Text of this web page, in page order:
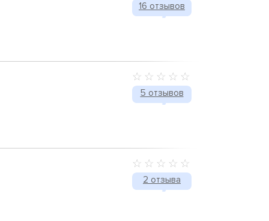
16 отзывов
5 отзывов
2 отзыва